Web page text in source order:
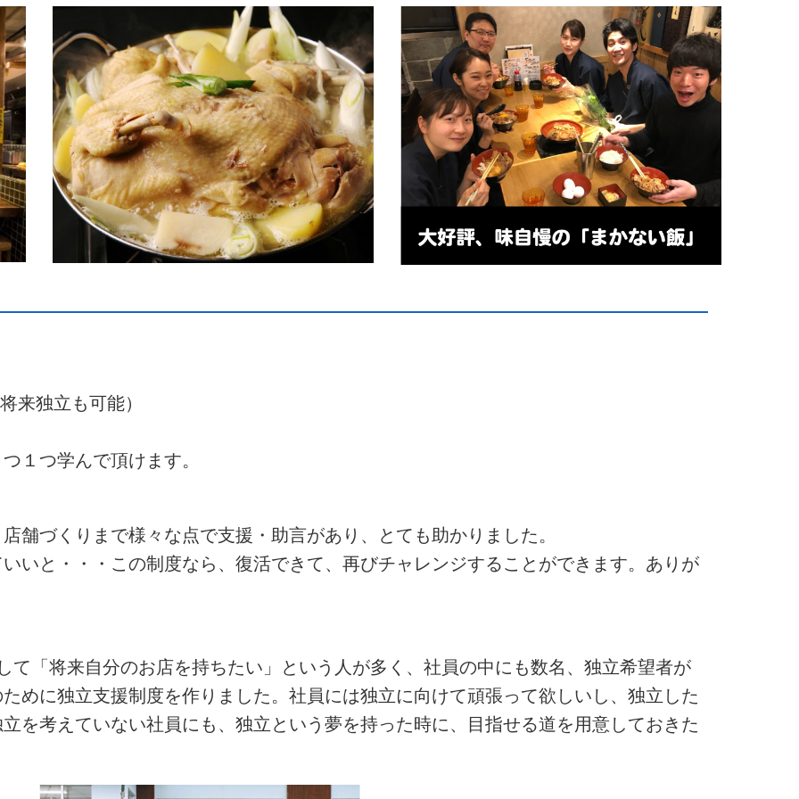
来独立も可能）
１つ学んで頂けます。
舗づくりまで様々な点で支援・助言があり、とても助かりました。
いと・・・この制度なら、復活できて、再びチャレンジすることができます。ありが
て「将来自分のお店を持ちたい」という人が多く、社員の中にも数名、独立希望者が
めに独立支援制度を作りました。社員には独立に向けて頑張って欲しいし、独立した
を考えていない社員にも、独立という夢を持った時に、目指せる道を用意しておきた